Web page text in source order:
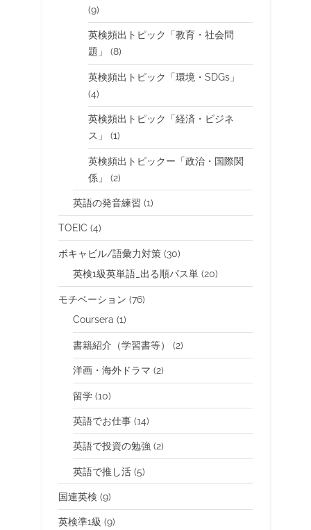
(9)
英検頻出トピック「教育・社会問
題」
(8)
英検頻出トピック「環境・SDGs」
(4)
英検頻出トピック「経済・ビジネ
ス」
(1)
英検頻出トピックー「政治・国際関
係」
(2)
英語の発音練習 (1)
TOEIC (4)
ボキャビル/語彙力対策 (30)
英検1級英単語_出る順パス単 (20)
モチベーション (76)
Coursera (1)
書籍紹介（学習書等） (2)
洋画・海外ドラマ (2)
留学 (10)
英語でお仕事 (14)
英語で投資の勉強 (2)
英語で推し活 (5)
国連英検 (9)
英検準1級 (9)